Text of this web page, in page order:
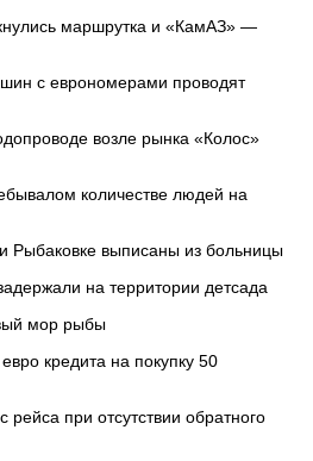
маршрутка и «КамАЗ» —
с еврономерами проводят
возле рынка «Колос»
количестве людей на
Рыбаковке выписаны из больницы
на территории детсада
мор рыбы
кредита на покупку 50
рейса при отсутствии обратного